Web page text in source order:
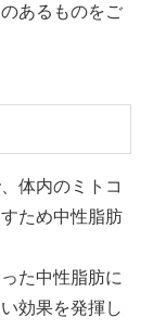
あるものをご
体内のミトコ
ため中性脂肪
た中性脂肪に
効果を発揮し